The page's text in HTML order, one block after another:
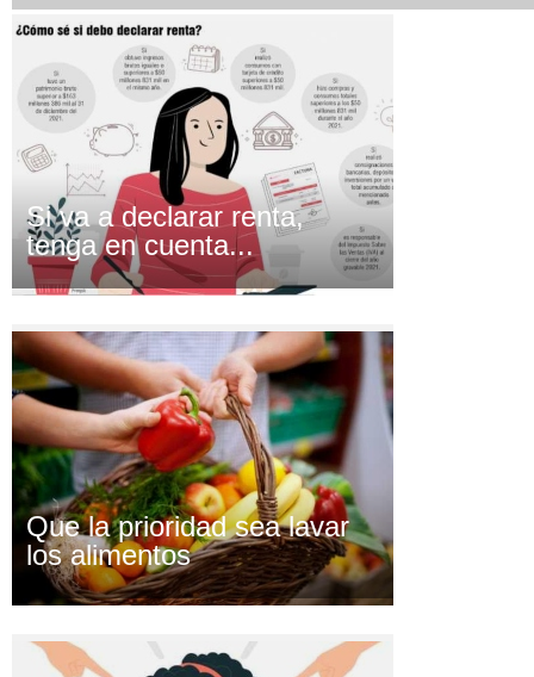
Si va a declarar renta,
tenga en cuenta...
Que la prioridad sea lavar
los alimentos